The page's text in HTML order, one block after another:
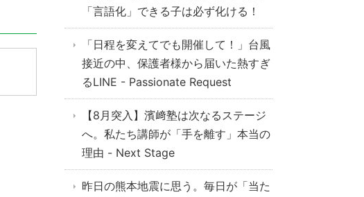
「言語化」できる子は必ず化ける！
「日程を変えてでも開催して！」台風
接近の中、保護者様から届いた熱すぎ
るLINE - Passionate Request
【8月突入】濱﨑塾は次なるステージ
へ。私たち講師が「手を離す」本当の
理由 - Next Stage
昨日の熊本地震に思う。毎日が「当た